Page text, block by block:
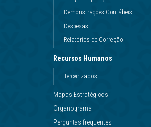
Demonstrações Contábeis
Despesas
Relatórios de Correição
Recursos Humanos
Terceirizados
Mapas Estratégicos
Organograma
Perguntas frequentes